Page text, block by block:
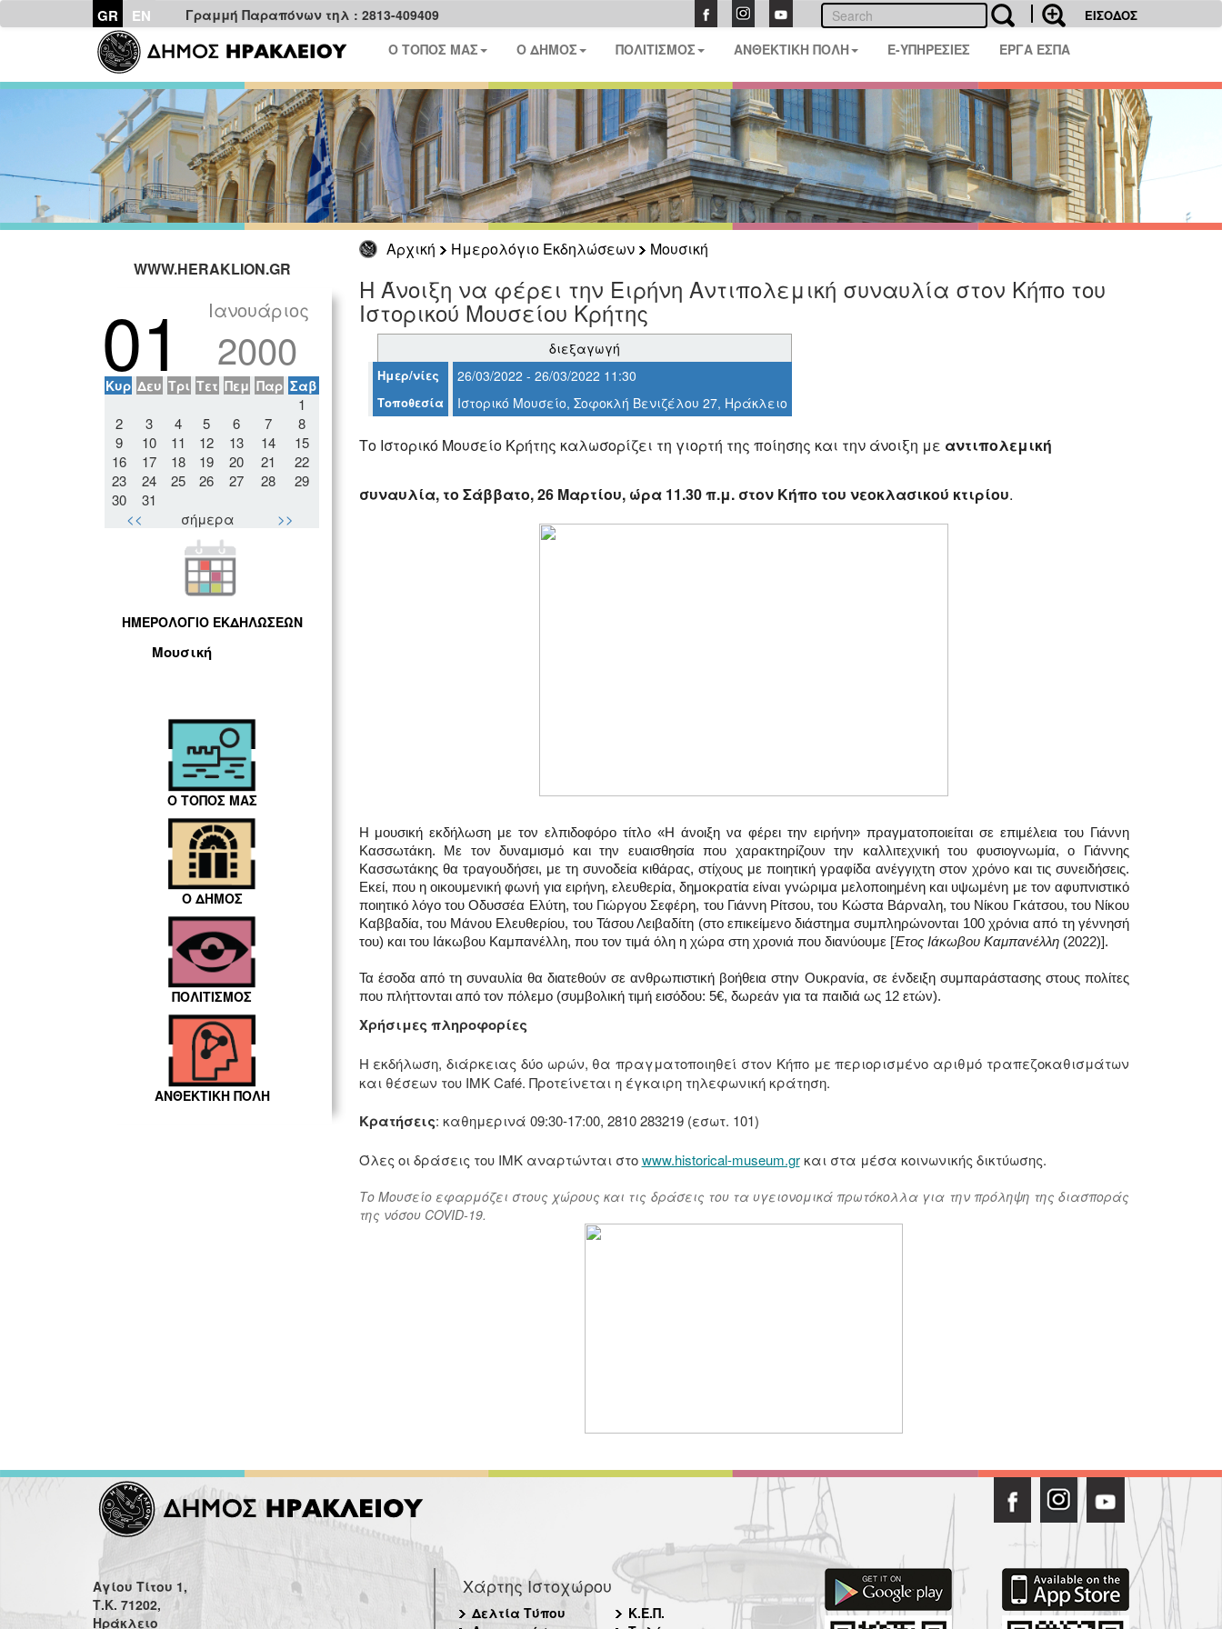
GR EN Γραμμή Παραπόνων τηλ : 2813-409409 ΕΙΣΟΔΟΣ
Ο ΤΟΠΟΣ ΜΑΣ Ο ΔΗΜΟΣ ΠΟΛΙΤΙΣΜΟΣ ΑΝΘΕΚΤΙΚΗ ΠΟΛΗ E-ΥΠΗΡΕΣΙΕΣ ΕΡΓΑ ΕΣΠΑ
Αρχική Ημερολόγιο Εκδηλώσεων
Μουσική
WWW.HERAKLION.GR
01 Ιανουάριος
2000
Κυρ Δευ Τρι Τετ Πεμ Παρ Σαβ
1
2
3 4 5 6 7
8
9
10 11 12 13 14
15
16
17 18 19 20 21
22
23
24 25 26 27 28
29
30
31
<<
σήμερα >>
ΗΜΕΡΟΛΟΓΙΟ ΕΚΔΗΛΩΣΕΩΝ
Μουσική
Ο ΤΟΠΟΣ ΜΑΣ
Ο ΔΗΜΟΣ
ΠΟΛΙΤΙΣΜΟΣ
ΑΝΘΕΚΤΙΚΗ ΠΟΛΗ
Η Άνοιξη να φέρει την Ειρήνη Αντιπολεμική συναυλία στον Κήπο του
Ιστορικού Μουσείου Κρήτης
διεξαγωγή
Ημερ/νίες 26/03/2022 - 26/03/2022 11:30
Τοποθεσία Ιστορικό Μουσείο, Σοφοκλή Βενιζέλου 27, Ηράκλειο
Το Ιστορικό Μουσείο Κρήτης καλωσορίζει τη γιορτή της ποίησης και την άνοιξη με αντιπολεμική
συναυλία, το Σάββατο, 26 Μαρτίου, ώρα 11.30 π.μ. στον Κήπο του νεοκλασικού κτιρίου.
Η μουσική εκδήλωση με τον ελπιδοφόρο τίτλο «Η άνοιξη να φέρει την ειρήνη» πραγματοποιείται σε επιμέλεια του Γιάννη
Κασσωτάκη. Με τον δυναμισμό και την ευαισθησία που χαρακτηρίζουν την καλλιτεχνική του φυσιογνωμία, ο Γιάννης
Κασσωτάκης θα τραγουδήσει, με τη συνοδεία κιθάρας, στίχους με ποιητική γραφίδα ανέγγιχτη στον χρόνο και τις συνειδήσεις.
Εκεί, που η οικουμενική φωνή για ειρήνη, ελευθερία, δημοκρατία είναι γνώριμα μελοποιημένη και υψωμένη με τον αφυπνιστικό
ποιητικό λόγο του Οδυσσέα Ελύτη, του Γιώργου Σεφέρη, του Γιάννη Ρίτσου, του Κώστα Βάρναλη, του Νίκου Γκάτσου, του Νίκου
Καββαδία, του Μάνου Ελευθερίου, του Τάσου Λειβαδίτη (στο επικείμενο διάστημα συμπληρώνονται 100 χρόνια από τη γέννησή
του) και του Ιάκωβου Καμπανέλλη, που τον τιμά όλη η χώρα στη χρονιά που διανύουμε [Έτος Ιάκωβου Καμπανέλλη(2022)].
Τα έσοδα από τη συναυλία θα διατεθούν σε ανθρωπιστική βοήθεια στην Ουκρανία, σε ένδειξη συμπαράστασης στους πολίτες
που πλήττονται από τον πόλεμο (συμβολική τιμή εισόδου: 5€, δωρεάν για τα παιδιά ως 12 ετών).
Χρήσιμες πληροφορίες
Η εκδήλωση, διάρκειας δύο ωρών, θα πραγματοποιηθεί στον Κήπο με περιορισμένο αριθμό τραπεζοκαθισμάτων
και θέσεων του ΙΜΚ Café. Προτείνεται η έγκαιρη τηλεφωνική κράτηση.
Κρατήσεις: καθημερινά 09:30-17:00, 2810 283219 (εσωτ. 101)
Όλες οι δράσεις του ΙΜΚ αναρτώνται στοwww.historical-museum.grκαι στα μέσα κοινωνικής δικτύωσης.
Tο Μουσείο εφαρμόζει στους χώρους και τις δράσεις του τα υγειονομικά πρωτόκολλα για την πρόληψη της διασποράς
της νόσου COVID-19.
Αγίου Τίτου 1,
Τ.Κ. 71202,
Ηράκλειο
Χάρτης Ιστοχώρου
Δελτία Τύπου
Κ.Ε.Π.